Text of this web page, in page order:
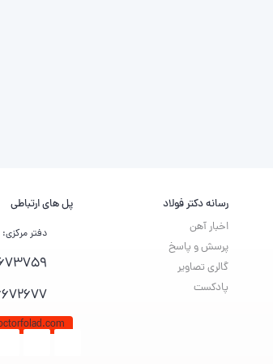
رسانه دکتر فولاد
اخبار آهن
پرسش و پاسخ
گالری تصاویر
پادکست
پل های ارتباطی
دفتر مرکزی: